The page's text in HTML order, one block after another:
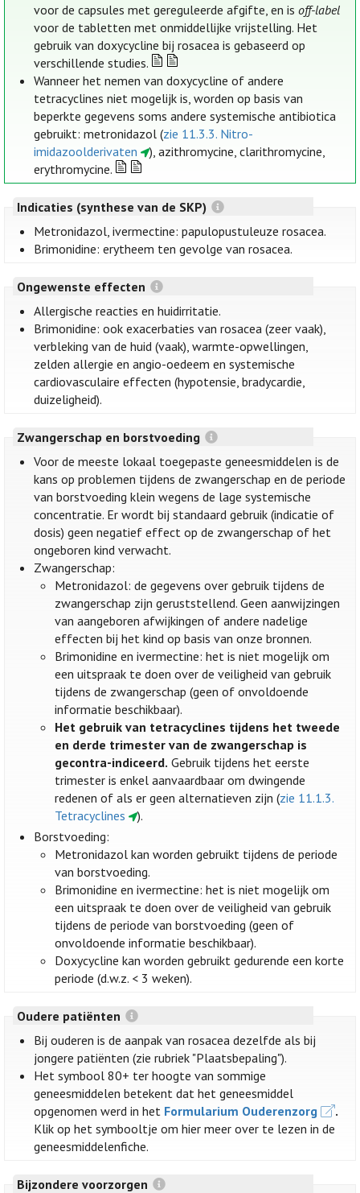
voor de capsules met gereguleerde afgifte, en isoff-label
voor de tabletten met onmiddellijke vrijstelling. Het
gebruik van doxycycline bij rosacea is gebaseerd op
verschillende studies.
Wanneer het nemen van doxycycline of andere
tetracyclines niet mogelijk is, worden op basis van
beperkte gegevens soms andere systemische antibiotica
gebruikt: metronidazol (zie 11.3.3. Nitro-
imidazoolderivaten
), azithromycine, clarithromycine,
erythromycine.
Indicaties (synthese van de SKP)
Metronidazol, ivermectine: papulopustuleuze rosacea.
Brimonidine: erytheem ten gevolge van rosacea.
Ongewenste effecten
Allergische reacties en huidirritatie.
Brimonidine: ook exacerbaties van rosacea (zeer vaak),
verbleking van de huid (vaak), warmte-opwellingen,
zelden allergie en angio-oedeem en systemische
cardiovasculaire effecten (hypotensie, bradycardie,
duizeligheid).
Zwangerschap en borstvoeding
Voor de meeste lokaal toegepaste geneesmiddelen is de
kans op problemen tijdens de zwangerschap en de periode
van borstvoeding klein wegens de lage systemische
concentratie. Er wordt bij standaard gebruik (indicatie of
dosis) geen negatief effect op de zwangerschap of het
ongeboren kind verwacht.
Zwangerschap:
Metronidazol: de gegevens over gebruik tijdens de
zwangerschap zijn geruststellend. Geen aanwijzingen
van aangeboren afwijkingen of andere nadelige
effecten bij het kind op basis van onze bronnen.
Brimonidine en ivermectine: het is niet mogelijk om
een uitspraak te doen over de veiligheid van gebruik
tijdens de zwangerschap (geen of onvoldoende
informatie beschikbaar).
Het gebruik van tetracyclines tijdens het tweede
en derde trimester van de zwangerschap is
gecontra-indiceerd. Gebruik tijdens het eerste
trimester is enkel aanvaardbaar om dwingende
redenen of als er geen alternatieven zijn (zie 11.1.3.
Tetracyclines
).
Borstvoeding:
Metronidazol kan worden gebruikt tijdens de periode
van borstvoeding.
Brimonidine en ivermectine: het is niet mogelijk om
een uitspraak te doen over de veiligheid van gebruik
tijdens de periode van borstvoeding (geen of
onvoldoende informatie beschikbaar).
Doxycycline kan worden gebruikt gedurende een korte
periode (d.w.z. < 3 weken).
Oudere patiënten
Bij ouderen is de aanpak van rosacea dezelfde als bij
jongere patiënten (zie rubriek "Plaatsbepaling").
Het symbool 80+ ter hoogte van sommige
geneesmiddelen betekent dat het geneesmiddel
opgenomen werd in het Formularium Ouderenzorg
.
Klik op het symbooltje om hier meer over te lezen in de
geneesmiddelenfiche.
Bijzondere voorzorgen